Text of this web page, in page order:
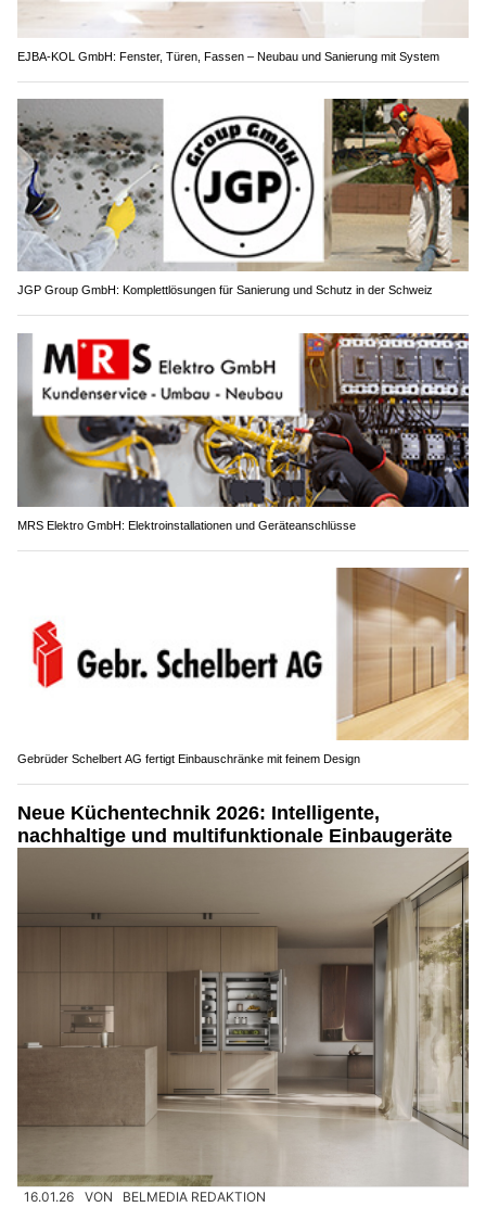
EJBA-KOL GmbH: Fenster, Türen, Fassen – Neubau und Sanierung mit System
JGP Group GmbH: Komplettlösungen für Sanierung und Schutz in der Schweiz
MRS Elektro GmbH: Elektroinstallationen und Geräteanschlüsse
Gebrüder Schelbert AG fertigt Einbauschränke mit feinem Design
Neue Küchentechnik 2026: Intelligente,
nachhaltige und multifunktionale Einbaugeräte
16.01.26 VON BELMEDIA REDAKTION